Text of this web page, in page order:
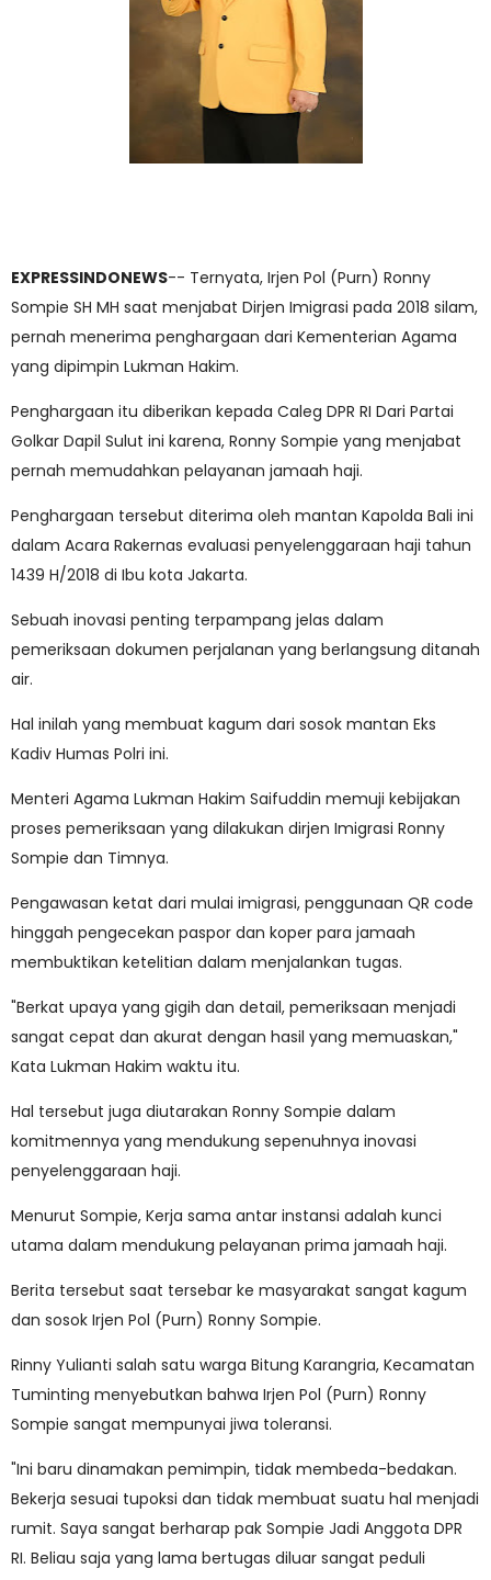
EXPRESSINDONEWS-- Ternyata, Irjen Pol (Purn) Ronny
Sompie SH MH saat menjabat Dirjen Imigrasi pada 2018 silam,
pernah menerima penghargaan dari Kementerian Agama
yang dipimpin Lukman Hakim.
Penghargaan itu diberikan kepada Caleg DPR RI Dari Partai
Golkar Dapil Sulut ini karena, Ronny Sompie yang menjabat
pernah memudahkan pelayanan jamaah haji.
Penghargaan tersebut diterima oleh mantan Kapolda Bali ini
dalam Acara Rakernas evaluasi penyelenggaraan haji tahun
1439 H/2018 di Ibu kota Jakarta.
Sebuah inovasi penting terpampang jelas dalam
pemeriksaan dokumen perjalanan yang berlangsung ditanah
air.
Hal inilah yang membuat kagum dari sosok mantan Eks
Kadiv Humas Polri ini.
Menteri Agama Lukman Hakim Saifuddin memuji kebijakan
proses pemeriksaan yang dilakukan dirjen Imigrasi Ronny
Sompie dan Timnya.
Pengawasan ketat dari mulai imigrasi, penggunaan QR code
hinggah pengecekan paspor dan koper para jamaah
membuktikan ketelitian dalam menjalankan tugas.
"Berkat upaya yang gigih dan detail, pemeriksaan menjadi
sangat cepat dan akurat dengan hasil yang memuaskan,"
Kata Lukman Hakim waktu itu.
Hal tersebut juga diutarakan Ronny Sompie dalam
komitmennya yang mendukung sepenuhnya inovasi
penyelenggaraan haji.
Menurut Sompie, Kerja sama antar instansi adalah kunci
utama dalam mendukung pelayanan prima jamaah haji.
Berita tersebut saat tersebar ke masyarakat sangat kagum
dan sosok Irjen Pol (Purn) Ronny Sompie.
Rinny Yulianti salah satu warga Bitung Karangria, Kecamatan
Tuminting menyebutkan bahwa Irjen Pol (Purn) Ronny
Sompie sangat mempunyai jiwa toleransi.
"Ini baru dinamakan pemimpin, tidak membeda-bedakan.
Bekerja sesuai tupoksi dan tidak membuat suatu hal menjadi
rumit. Saya sangat berharap pak Sompie Jadi Anggota DPR
RI. Beliau saja yang lama bertugas diluar sangat peduli